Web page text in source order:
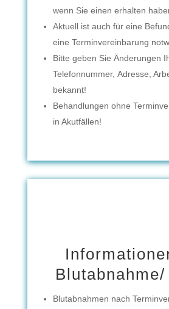
wenn Sie einen erhalten
Aktuell ist auch für eine
eine Terminvereinbarung
Bitte geben Sie Änderungen
Telefonnummer, Adresse,
bekannt!
Behandlungen ohne
in Akutfällen!
Blutabnahmen nach